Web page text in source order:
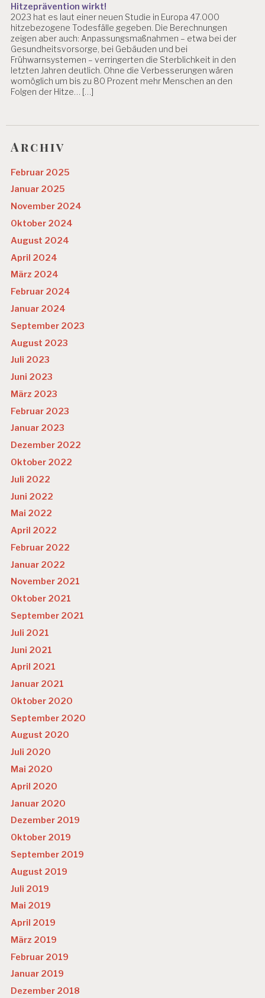
Hitzeprävention wirkt!
2023 hat es laut einer neuen Studie in Europa 47.000
hitzebezogene Todesfälle gegeben. Die Berechnungen
zeigen aber auch: Anpassungsmaßnahmen – etwa bei der
Gesundheitsvorsorge, bei Gebäuden und bei
Frühwarnsystemen – verringerten die Sterblichkeit in den
letzten Jahren deutlich. Ohne die Verbesserungen wären
womöglich um bis zu 80 Prozent mehr Menschen an den
Folgen der Hitze… […]
Archiv
Februar 2025
Januar 2025
November 2024
Oktober 2024
August 2024
April 2024
März 2024
Februar 2024
Januar 2024
September 2023
August 2023
Juli 2023
Juni 2023
März 2023
Februar 2023
Januar 2023
Dezember 2022
Oktober 2022
Juli 2022
Juni 2022
Mai 2022
April 2022
Februar 2022
Januar 2022
November 2021
Oktober 2021
September 2021
Juli 2021
Juni 2021
April 2021
Januar 2021
Oktober 2020
September 2020
August 2020
Juli 2020
Mai 2020
April 2020
Januar 2020
Dezember 2019
Oktober 2019
September 2019
August 2019
Juli 2019
Mai 2019
April 2019
März 2019
Februar 2019
Januar 2019
Dezember 2018